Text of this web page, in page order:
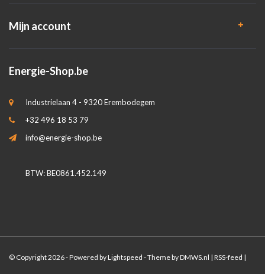
Mijn account
Energie-Shop.be
Industrielaan 4 - 9320 Erembodegem
+32 496 18 53 79
info@energie-shop.be
BTW: BE0861.452.149
© Copyright 2026 - Powered byLightspeed - Theme byDMWS.nl | RSS-feed |